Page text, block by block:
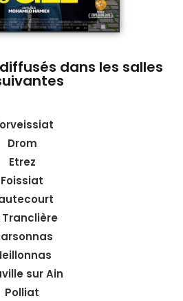
dans les salles
Drom
Etrez
Foissiat
Tranclière
sur Ain
Polliat